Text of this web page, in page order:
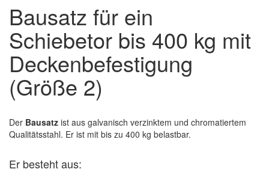
Bausatz für ein
Schiebetor bis 400 kg mit
Deckenbefestigung
(Größe 2)
Der Bausatz ist aus galvanisch verzinktem und chromatiertem
Qualitätsstahl. Er ist mit bis zu 400 kg belastbar.
Er besteht aus: